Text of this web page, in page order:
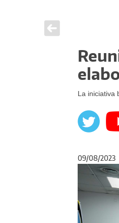
La iniciativa
09/08/2023